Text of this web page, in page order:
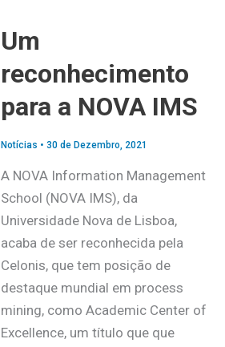
Um
reconhecimento
para a NOVA IMS
Notícias • 30 de Dezembro, 2021
A NOVA Information Management
School (NOVA IMS), da
Universidade Nova de Lisboa,
acaba de ser reconhecida pela
Celonis, que tem posição de
destaque mundial em process
mining, como Academic Center of
Excellence, um título que que